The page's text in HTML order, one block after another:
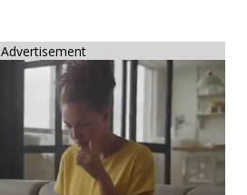
Advertisement